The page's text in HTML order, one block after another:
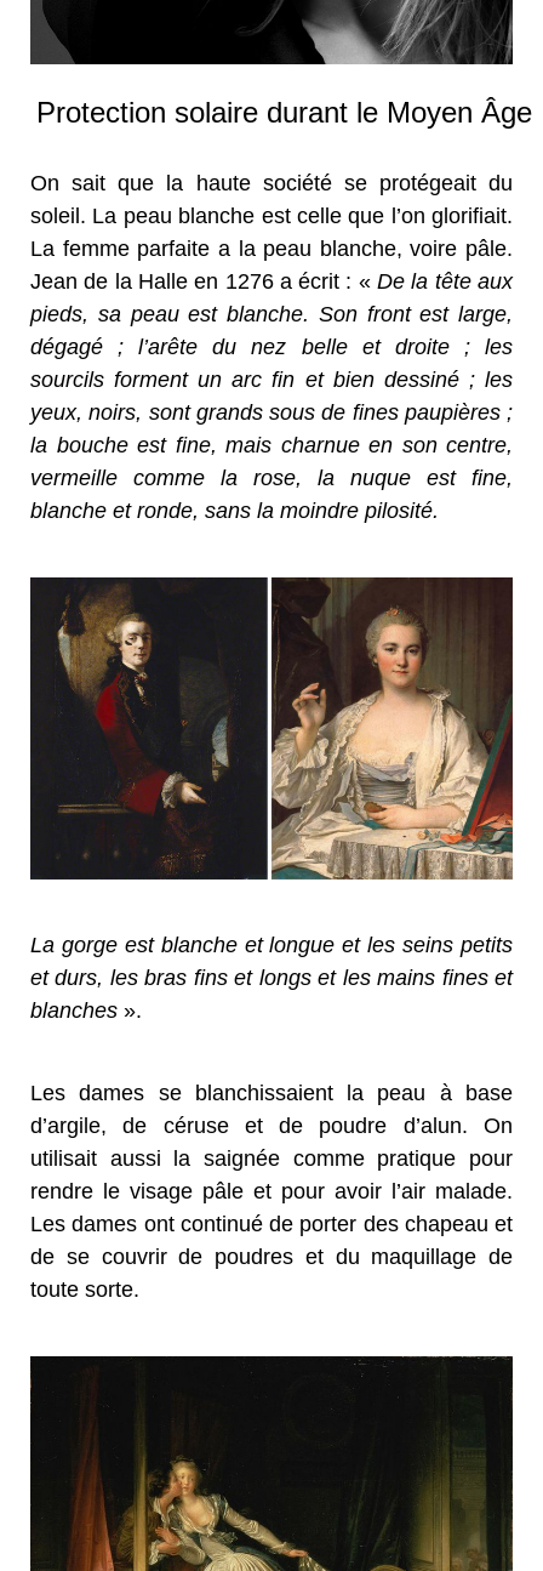
Protection solaire durant le Moyen Âge
On sait que la haute société se protégeait du
soleil. La peau blanche est celle que l’on glorifiait.
La femme parfaite a la peau blanche, voire pâle.
Jean de la Halle en 1276 a écrit : «De la tête aux
pieds, sa peau est blanche. Son front est large,
dégagé ; l’arête du nez belle et droite ; les
sourcils forment un arc fin et bien dessiné ; les
yeux, noirs, sont grands sous de fines paupières ;
la bouche est fine, mais charnue en son centre,
vermeille comme la rose, la nuque est fine,
blanche et ronde, sans la moindre pilosité.
La gorge est blanche et longue et les seins petits
et durs, les bras fins et longs et les mains fines et
blanches ».
Les dames se blanchissaient la peau à base
d’argile, de céruse et de poudre d’alun. On
utilisait aussi la saignée comme pratique pour
rendre le visage pâle et pour avoir l’air malade.
Les dames ont continué de porter des chapeau et
de se couvrir de poudres et du maquillage de
toute sorte.